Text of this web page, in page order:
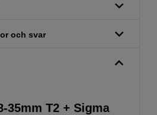
och svar
35mm T2 + Sigma